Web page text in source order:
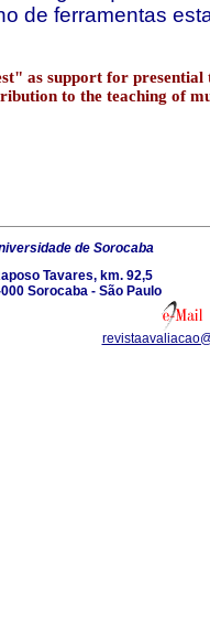
de ferramentas
as support for presential
to the teaching of
de Sorocaba
Tavares, km. 92,5
Sorocaba - São Paulo